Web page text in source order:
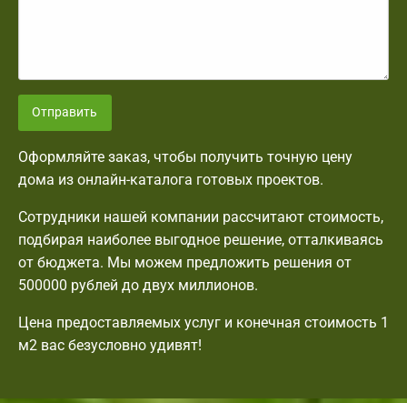
Отправить
Оформляйте заказ, чтобы получить точную цену
дома из онлайн-каталога готовых проектов.
Сотрудники нашей компании рассчитают стоимость,
подбирая наиболее выгодное решение, отталкиваясь
от бюджета. Мы можем предложить решения от
500000 рублей до двух миллионов.
Цена предоставляемых услуг и конечная стоимость 1
м2 вас безусловно удивят!